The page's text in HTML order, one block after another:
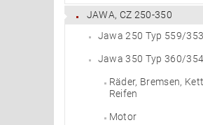
JAWA, CZ 250-350
Jawa 250 Typ 559/353
Jawa 350 Typ 360/354
Räder, Bremsen,
Reifen
Motor